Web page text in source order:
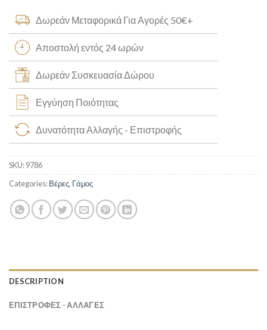
Δωρεάν Μεταφορικά Για Αγορές 50€+
Αποστολή εντός 24 ωρών
Δωρεάν Συσκευασία Δώρου
Εγγύηση Ποιότητας
Δυνατότητα Αλλαγής - Επιστροφής
SKU:9786
Categories:Βέρες, Γάμος
DESCRIPTION
ΕΠΙΣΤΡΟΦΕΣ - ΑΛΛΑΓΕΣ